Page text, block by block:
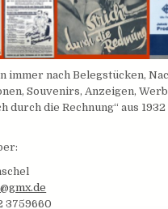
immer nach Belegstücken,
Souvenirs, Anzeigen,
durch die Rechnung“ aus
3759660